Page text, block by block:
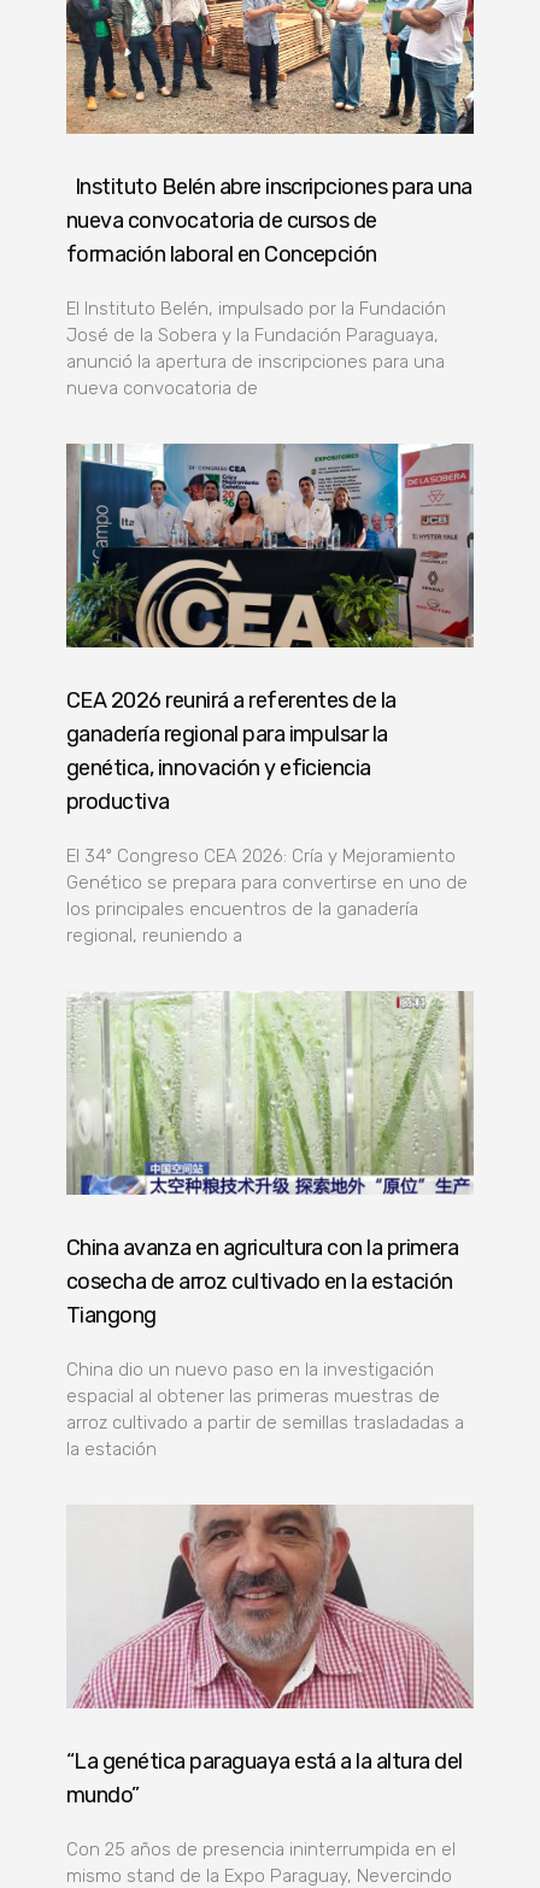
Instituto Belén abre inscripciones para una
nueva convocatoria de cursos de
formación laboral en Concepción
El Instituto Belén, impulsado por la Fundación
José de la Sobera y la Fundación Paraguaya,
anunció la apertura de inscripciones para una
nueva convocatoria de
CEA 2026 reunirá a referentes de la
ganadería regional para impulsar la
genética, innovación y eficiencia
productiva
El 34º Congreso CEA 2026: Cría y Mejoramiento
Genético se prepara para convertirse en uno de
los principales encuentros de la ganadería
regional, reuniendo a
China avanza en agricultura con la primera
cosecha de arroz cultivado en la estación
Tiangong
China dio un nuevo paso en la investigación
espacial al obtener las primeras muestras de
arroz cultivado a partir de semillas trasladadas a
la estación
“La genética paraguaya está a la altura del
mundo”
Con 25 años de presencia ininterrumpida en el
mismo stand de la Expo Paraguay, Nevercindo